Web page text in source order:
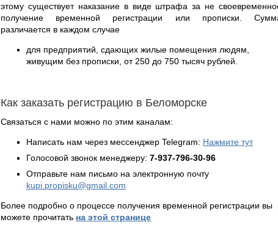
этому существует наказание в виде штрафа за не
получение временной регистрации или прописки.
различается в каждом случае
для предприятий, сдающих жилые помещения людям,
живущим без прописки, от 250 до 750 тысяч рублей.
Как заказать регистрацию в Беломорске
Связаться с нами можно по этим каналам:
Написать нам через мессенджер Telegram: Нажмите тут
Голосовой звонок менеджеру: 7-937-796-30-96
Отправьте нам письмо на электронную почту
kupi.propisku@gmail.com
Более подробно о процессе получения временной регистрации вы
можете прочитать на этой странице